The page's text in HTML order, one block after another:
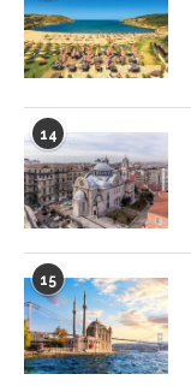
14
15